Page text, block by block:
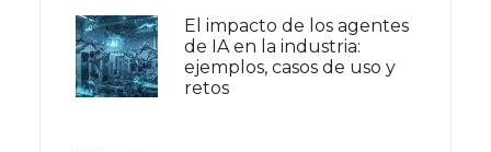
El impacto de los agentes
de IA en la industria:
ejemplos, casos de uso y
retos